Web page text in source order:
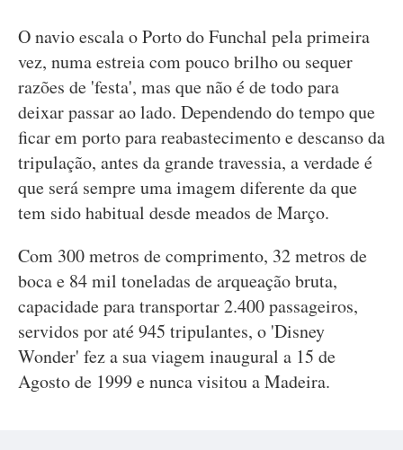
O navio escala o Porto do Funchal pela primeira
vez, numa estreia com pouco brilho ou sequer
razões de 'festa', mas que não é de todo para
deixar passar ao lado. Dependendo do tempo que
ficar em porto para reabastecimento e descanso da
tripulação, antes da grande travessia, a verdade é
que será sempre uma imagem diferente da que
tem sido habitual desde meados de Março.
Com 300 metros de comprimento, 32 metros de
boca e 84 mil toneladas de arqueação bruta,
capacidade para transportar 2.400 passageiros,
servidos por até 945 tripulantes, o 'Disney
Wonder' fez a sua viagem inaugural a 15 de
Agosto de 1999 e nunca visitou a Madeira.